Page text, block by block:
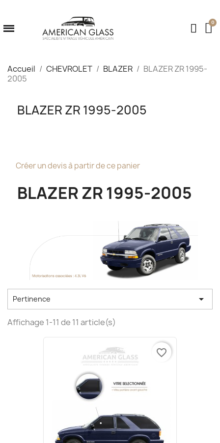
Accueil CHEVROLET BLAZER
BLAZER ZR 1995-
2005
BLAZER ZR 1995-2005
Créer un devis à partir de ce panier
BLAZER ZR 1995-2005
Pertinence 
Affichage 1-11 de 11 article(s)
favorite_border